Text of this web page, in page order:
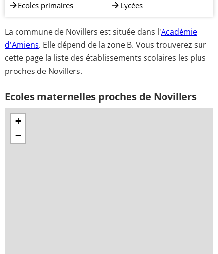
Ecoles primaires
Lycées
La commune de Novillers est située dans l'Académie
d'Amiens. Elle dépend de la zone B. Vous trouverez sur
cette page la liste des établissements scolaires les plus
proches de Novillers.
Ecoles maternelles proches de Novillers
+
−